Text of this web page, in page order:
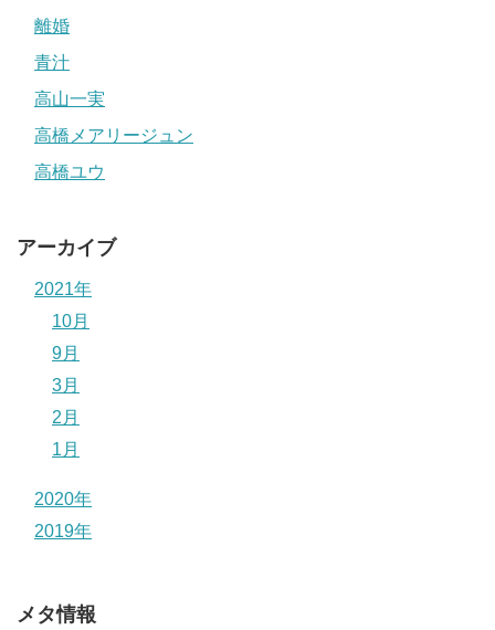
離婚
青汁
高山一実
高橋メアリージュン
高橋ユウ
アーカイブ
2021年
10月
9月
3月
2月
1月
2020年
2019年
メタ情報